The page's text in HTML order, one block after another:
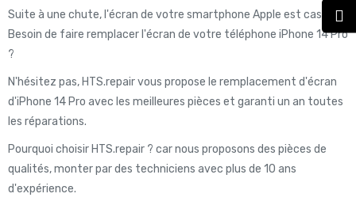
Suite à une chute, l'écran de votre smartphone Apple est cassé ?
Besoin de faire remplacer l'écran de votre téléphone iPhone 14 Pro
?
N'hésitez pas, HTS.repair vous propose le remplacement d'écran
d'iPhone 14 Pro avec les meilleures pièces et garanti un an toutes
les réparations.
Pourquoi choisir HTS.repair ? car nous proposons des pièces de
qualités, monter par des techniciens avec plus de 10 ans
d'expérience.